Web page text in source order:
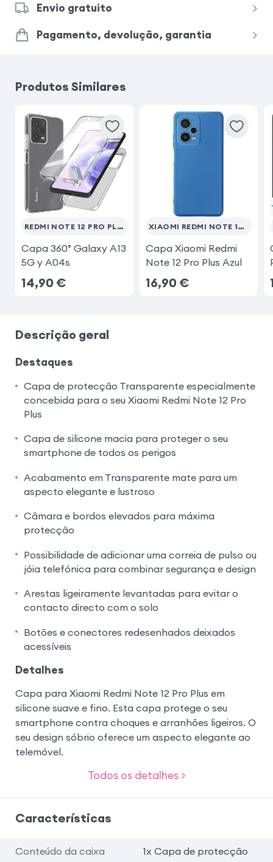
Samsung Galaxy S26
Samsung Galaxy S23 Ultra
Fairphone 6 Xiaomi Redmi Note 15 Pro 5G
Envio gratuito
Pagamento, devolução, garantia
Produtos Similares
REDMI NOTE 12 PRO PLUS 5G
Capa 360° Galaxy A13
5G y A04s
14,90 €
XIAOMI REDMI NOTE 12 PRO PLUS
Capa Xiaomi Redmi
Note 12 Pro Plus Azul
16,90 €
Descrição geral
Destaques
Capa de protecção Transparente especialmente
concebida para o seu Xiaomi Redmi Note 12 Pro
Plus
Capa de silicone macia para proteger o seu
smartphone de todos os perigos
Acabamento em Transparente mate para um
aspecto elegante e lustroso
Câmara e bordos elevados para máxima
protecção
Possibilidade de adicionar uma correia de pulso ou
jóia telefónica para combinar segurança e design
Arestas ligeiramente levantadas para evitar o
contacto directo com o solo
Botões e conectores redesenhados deixados
acessíveis
Detalhes
Capa para Xiaomi Redmi Note 12 Pro Plus em
silicone suave e fino. Esta capa protege o seu
smartphone contra choques e arranhões ligeiros. O
seu design sóbrio oferece um aspecto elegante ao
telemóvel.
Todos os detalhes >
Características
Conteúdo da caixa 1x Capa de protecção